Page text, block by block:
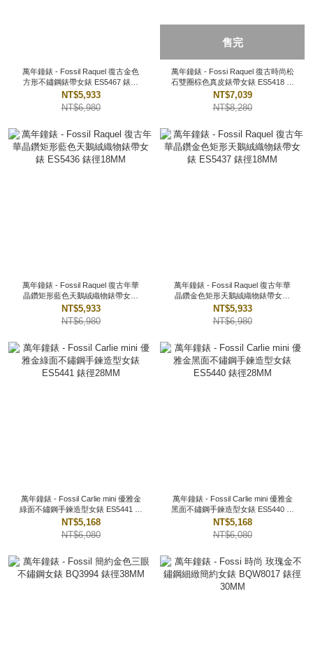
萬年鐘錶 - Fossil Raquel 復古金色
方形不鏽鋼錶帶女錶 ES5467 錶徑
18MM
NT$5,933
NT$6,980
售完
萬年鐘錶 - Fossi Raquel 復古時尚松
石雙圈棕色真皮錶帶女錶 ES5418 錶
徑23MM
NT$7,039
NT$8,280
萬年鐘錶 - Fossil Raquel 復古年華
晶鑽矩形藍色天鵝絨織物錶帶女錶
ES5436 錶徑18MM
NT$5,933
NT$6,980
萬年鐘錶 - Fossil Raquel 復古年華
晶鑽金色矩形天鵝絨織物錶帶女錶
ES5437 錶徑18MM
NT$5,933
NT$6,980
萬年鐘錶 - Fossil Carlie mini 優雅金
綠面不鏽鋼手鍊造型女錶 ES5441 錶
徑28MM
NT$5,168
NT$6,080
萬年鐘錶 - Fossil Carlie mini 優雅金
黑面不鏽鋼手鍊造型女錶 ES5440 錶
徑28MM
NT$5,168
NT$6,080